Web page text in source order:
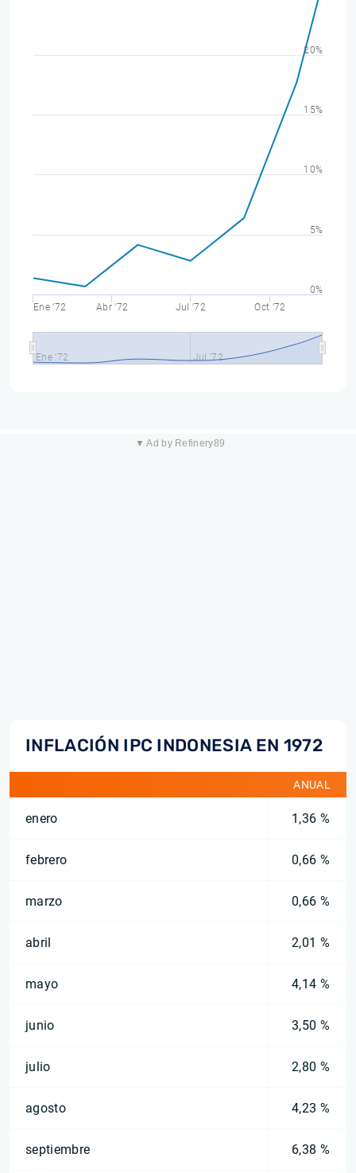
Ene '72 Abr '72 Jul '72 Oct '72
Ene '72 Jul '72
0%
5%
10%
15%
20%
▼ Ad by Refinery89
INFLACIÓN IPC INDONESIA EN 1972
ANUAL
enero 1,36 %
febrero 0,66 %
marzo 0,66 %
abril 2,01 %
mayo 4,14 %
junio 3,50 %
julio 2,80 %
agosto 4,23 %
septiembre 6,38 %